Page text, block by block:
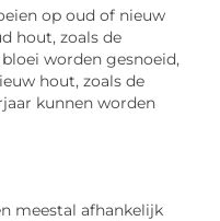
op oud of nieuw
hout, zoals de
worden gesnoeid,
hout, zoals de
kunnen worden
meestal afhankelijk